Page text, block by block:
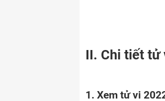
II. Chi tiết tử
1. Xem tử vi